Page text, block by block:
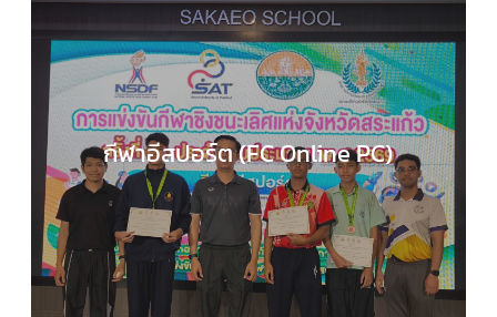
กีฬาอีสปอร์ต (FC Online PC)
COMPUTER SCIENCE
กลุ่มสาระการเรียนรู้วิทยาศ
ละเทคโนโลยี, กิจกรรมของเรา, กิจกรรมนักเรียน,
ประชาสัมพันธ์